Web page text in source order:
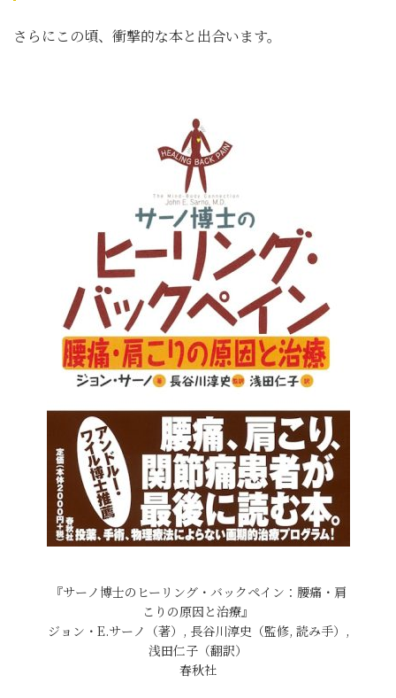
さらにこの頃、衝撃的な本と出合います。
『サーノ博士のヒーリング・バックペイン：腰痛・肩
こりの原因と治療』
ジョン・E.サーノ（著）, 長谷川淳史（監修, 読み手）,
浅田仁子（翻訳）
春秋社